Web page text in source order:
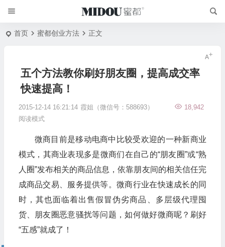
首页 蜜都创业方法 正文
五个方法教你刷好朋友圈，提高成交率
快速提高！
2015-12-14 16:21:14 霞姐（微信号：588693）
18,942
阅读模式
微商目前是移动电商中比较受欢迎的一种新商业
模式，其商业表现多是微商们在自己的“朋友圈”或“熟
人圈”发布相关的商品信息，依靠朋友间的相关信任完
成商品交易、服务提供等。微商行业在快速成长的同
时，其也面临着出售假冒伪劣商品、多层级代理囤
货、朋友圈恶意骚扰等问题，如何做好微商呢？刷好
“五感”就成了！